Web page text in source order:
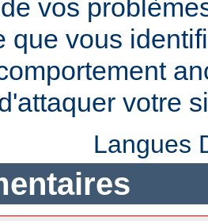
vos
que vous
votre
Langues